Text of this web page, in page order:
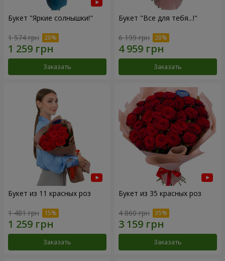
Букет "Яркие солнышки!"
1 574 грн
Заказать
Букет "Все для тебя...!"
6 199 грн
Заказать
Букет из 11 красных роз
1 481 грн
Заказать
Букет из 35 красных роз
4 860 грн
Заказать